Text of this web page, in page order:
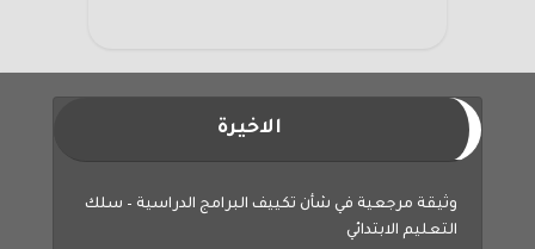
الاخيرة
وثيقة مرجعية في شأن تكييف البرامج الدراسية – سلك
التعليم الابتدائي